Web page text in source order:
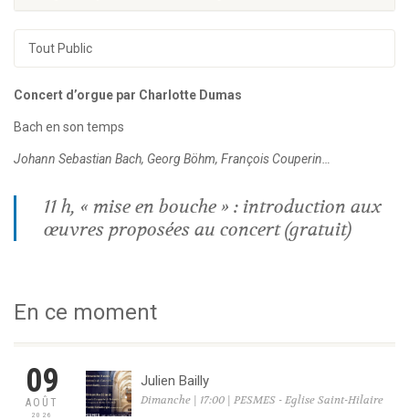
Tout Public
Concert d’orgue par Charlotte Dumas
Bach en son temps
Johann Sebastian Bach, Georg Böhm, François Couperin…
11 h, « mise en bouche » : introduction aux
œuvres proposées au concert (gratuit)
En ce moment
09
AOÛT
2026
Julien Bailly
Dimanche | 17:00 | PESMES - Eglise Saint-Hilaire